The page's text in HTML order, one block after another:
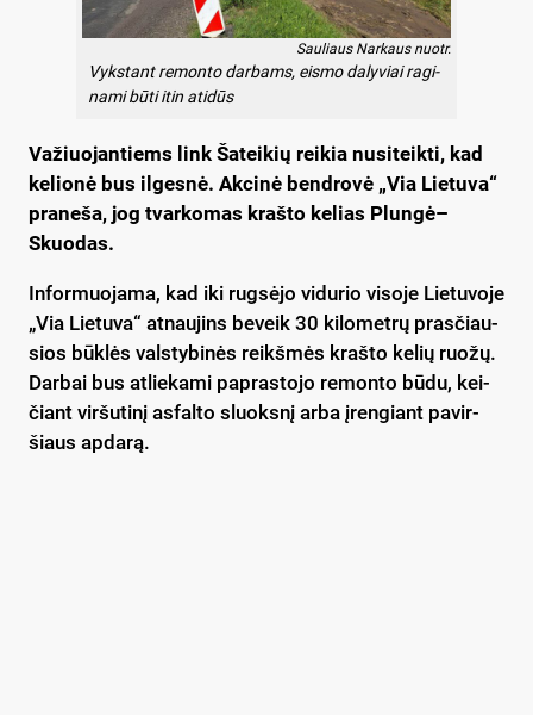
Sauliaus Narkaus nuotr.
Vyks­tant re­mon­to dar­bams, eis­mo da­ly­viai ra­gi­
na­mi bū­ti itin ati­dūs
Va­žiuo­jan­tiems link Ša­tei­kių rei­kia nu­si­teik­ti, kad
ke­lio­nė bus il­ges­nė. Ak­ci­nė bend­ro­vė „Via Lie­tu­va“
pra­ne­ša, jog tvar­ko­mas kraš­to ke­lias Plungė–
Skuodas.
In­for­muo­ja­ma, kad iki rug­sė­jo vi­du­rio vi­so­je Lie­tu­vo­je
„Via Lie­tu­va“ at­nau­jins be­veik 30 ki­lo­met­rų pra­sčiau­
sios būk­lės vals­ty­bi­nės reikš­mės kraš­to ke­lių ruo­žų.
Dar­bai bus at­lie­ka­mi pa­pras­to­jo re­mon­to bū­du, kei­
čiant vir­šu­ti­nį as­fal­to sluoks­nį ar­ba įren­giant pa­vir­
šiaus ap­da­rą.